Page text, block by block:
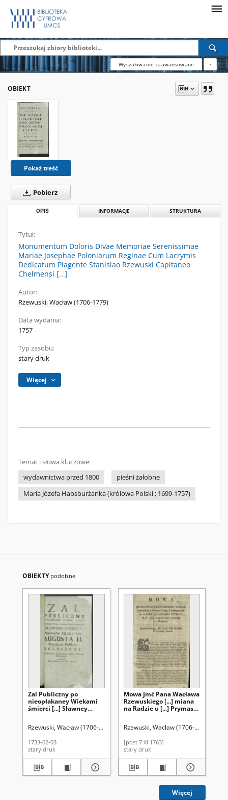
Wyszukiwanie zaawansowane ?
OBIEKT
Pokaż treść
Pobierz
OPIS INFORMACJE STRUKTURA
Tytuł:
Monumentum Doloris Divae Memoriae Serenissimae
Mariae Josephae Poloniarum Reginae Cum Lacrymis
Dedicatum Plagente Stanislao Rzewuski Capitaneo
Chełmensi [...]
Autor:
Rzewuski, Wacław (1706-1779)
Data wydania:
1757
Typ zasobu:
stary druk
Więcej
Temat i słowa kluczowe:
wydawnictwa przed 1800
pieśni żałobne
Maria Józefa Habsburżanka (królowa Polski ; 1699-1757)
OBIEKTY podobne
Zal Publiczny po
nieopłakaney Wiekami
śmierci [...] Sławney
JMci Augusta II,
Ogłoszony [...]
Rzewuski, Wacław (1706-1779)
1733-02-03
stary druk
Mowa Jmć Pana Wacława
Rzewuskiego [...] miana
na Radzie u [...] Prymasa
Rzewuski, Wacław (1706-1779)
[post 7 XI 1763]
stary druk
Więcej